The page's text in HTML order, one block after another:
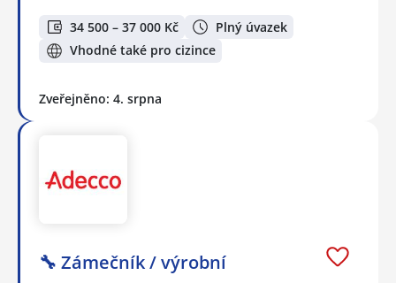
34 500 – 37 000 Kč
Plný úvazek
Vhodné také pro cizince
Zveřejněno: 4. srpna
🔧 Zámečník / výrobní